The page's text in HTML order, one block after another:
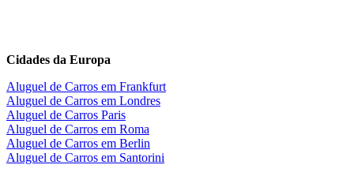
Cidades da Europa
Aluguel de Carros em Frankfurt
Aluguel de Carros em Londres
Aluguel de Carros Paris
Aluguel de Carros em Roma
Aluguel de Carros em Berlin
Aluguel de Carros em Santorini